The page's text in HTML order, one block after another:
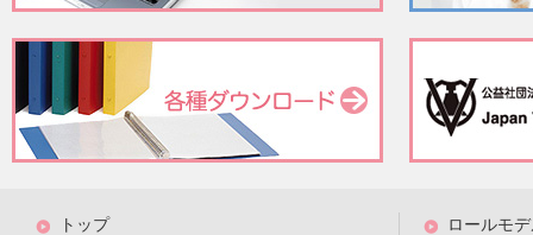
トップ
ロールモ